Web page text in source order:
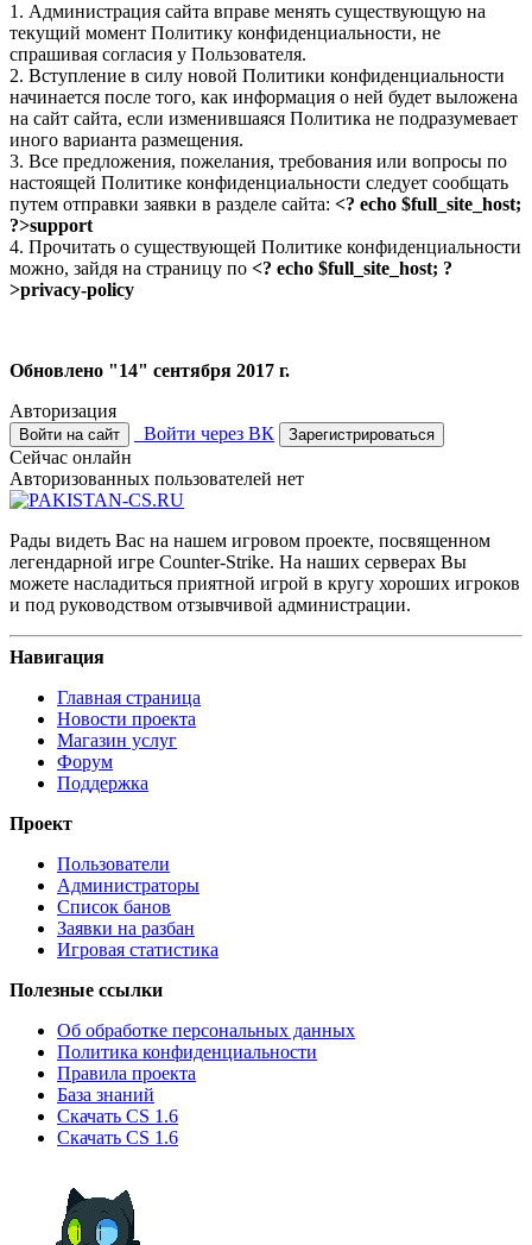
1. Администрация сайта вправе менять существующую на
текущий момент Политику конфиденциальности, не
спрашивая согласия у Пользователя.
2. Вступление в силу новой Политики конфиденциальности
начинается после того, как информация о ней будет выложена
на сайт сайта, если изменившаяся Политика не подразумевает
иного варианта размещения.
3. Все предложения, пожелания, требования или вопросы по
настоящей Политике конфиденциальности следует сообщать
путем отправки заявки в разделе сайта: <? echo $full_site_host;
?>support
4. Прочитать о существующей Политике конфиденциальности
можно, зайдя на страницу по <? echo $full_site_host; ?
>privacy-policy
Обновлено "14" сентября 2017 г.
Авторизация
Войти на сайт Войти через ВК Зарегистрироваться
Сейчас онлайн
Авторизованных пользователей нет
Рады видеть Вас на нашем игровом проекте, посвященном
легендарной игре Counter-Strike. На наших серверах Вы
можете насладиться приятной игрой в кругу хороших игроков
и под руководством отзывчивой администрации.
Навигация
Главная страница
Новости проекта
Магазин услуг
Форум
Поддержка
Проект
Пользователи
Администраторы
Список банов
Заявки на разбан
Игровая статистика
Полезные ссылки
Об обработке персональных данных
Политика конфиденциальности
Правила проекта
База знаний
Скачать CS 1.6
Скачать CS 1.6